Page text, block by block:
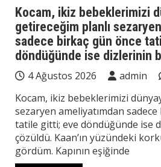
Kocam, ikiz bebeklerimizi
getireceğim planlı
sadece birkaç gün önce
döndüğünde ise dizlerinin
4 Ağustos 2026 admin
Kocam, ikiz bebeklerimizi
sezaryen ameliyatımdan
tatile gitti; eve döndüğünde ise
çözüldü. Kaan’ın yüzündeki
gördüm. Kapının eşiğinde